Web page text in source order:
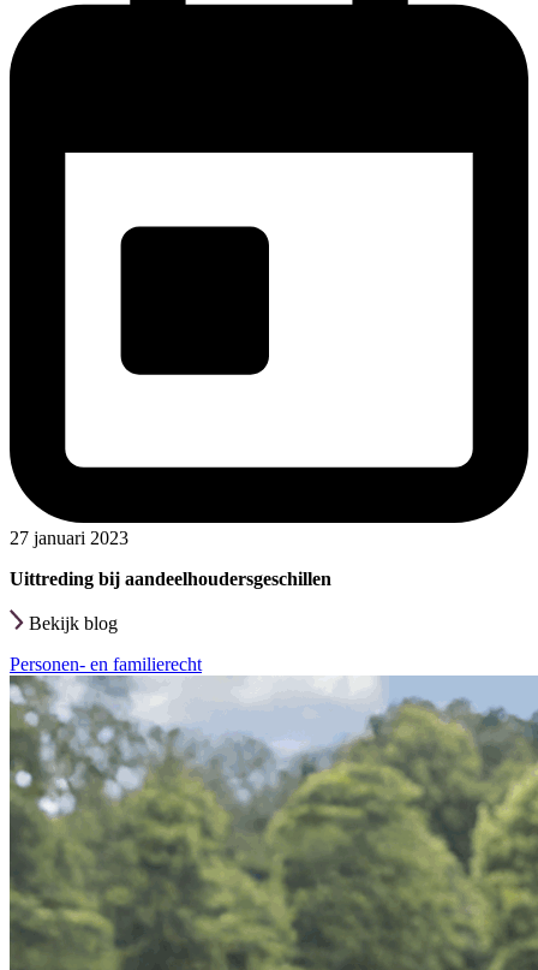
27 januari 2023
Uittreding bij aandeelhoudersgeschillen
Bekijk blog
Personen- en familierecht